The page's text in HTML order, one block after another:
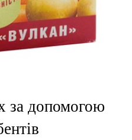
за допомогою